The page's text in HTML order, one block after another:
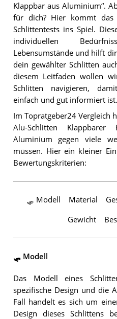
Klappbar aus Aluminium“.
für dich? Hier kommt das
Schlittentests ins Spiel.
individuellen
Lebensumstände und hilft
dein gewählter Schlitten
diesem Leitfaden wollen
Schlitten navigieren,
einfach und gut informiert ist.
Im Topratgeber24 Vergleich
Alu-Schlitten Klappbarer
Aluminium gegen viele
müssen. Hier ein kleiner
Bewertungskriterien:
🛷 Modell Material
Gewicht
🛷 Modell
Das Modell eines
spezifische Design und die
Fall handelt es sich um
Design dieses Schlittens